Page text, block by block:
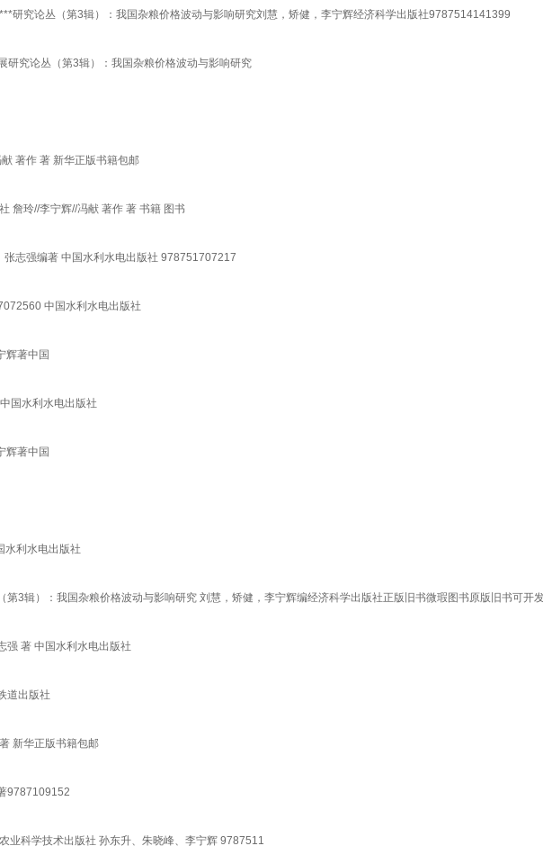
研究论丛（第3辑）：我国杂粮价格波动与影响研究刘慧，矫健，李宁辉经济科学出版社9787514141399
研究论丛（第3辑）：我国杂粮价格波动与影响研究
著作 著 新华正版书籍包邮
詹玲//李宁辉//冯献 著作 著 书籍 图书
志强编著 中国水利水电出版社 978751707217
中国水利水电出版社
辉著中国
国水利水电出版社
辉著中国
水利水电出版社
第3辑）：我国杂粮价格波动与影响研究 刘慧，矫健，李宁辉编经济科学出版社正版旧书微瑕图书原版旧书可开
强 著 中国水利水电出版社
道出版社
新华正版书籍包邮
9787109152
业科学技术出版社 孙东升、朱晓峰、李宁辉 9787511